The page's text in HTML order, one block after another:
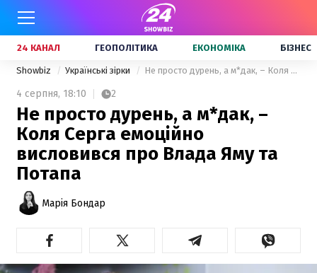
24 КАНАЛ ГЕОПОЛІТИКА ЕКОНОМІКА БІЗНЕС
Showbiz Українські зірки Не просто дурень, а м*дак, – Коля Серга емоційно висловився про Влада Яму та Потапа
4 серпня, 18:10 2
Не просто дурень, а м*дак, –
Коля Серга емоційно
висловився про Влада Яму та
Потапа
Марія Бондар